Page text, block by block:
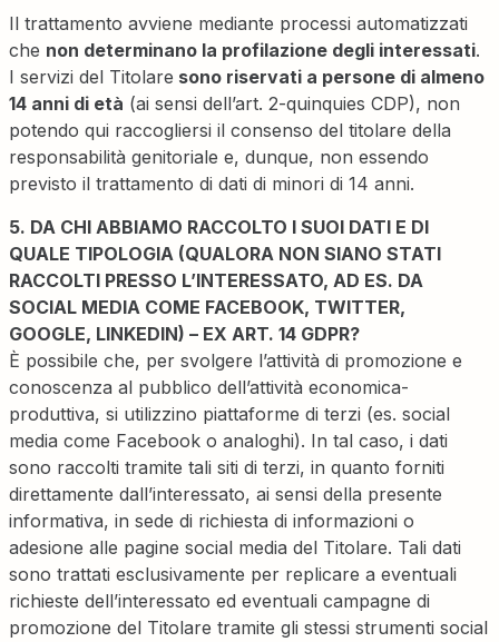
Il trattamento avviene mediante processi automatizzati
che non determinano la profilazione degli interessati.
I servizi del Titolare sono riservati a persone di almeno
14 anni di età (ai sensi dell’art. 2-quinquies CDP), non
potendo qui raccogliersi il consenso del titolare della
responsabilità genitoriale e, dunque, non essendo
previsto il trattamento di dati di minori di 14 anni.
5. DA CHI ABBIAMO RACCOLTO I SUOI DATI E DI
QUALE TIPOLOGIA (QUALORA NON SIANO STATI
RACCOLTI PRESSO L’INTERESSATO, AD ES. DA
SOCIAL MEDIA COME FACEBOOK, TWITTER,
GOOGLE, LINKEDIN) – EX ART. 14 GDPR?
È possibile che, per svolgere l’attività di promozione e
conoscenza al pubblico dell’attività economica-
produttiva, si utilizzino piattaforme di terzi (es. social
media come Facebook o analoghi). In tal caso, i dati
sono raccolti tramite tali siti di terzi, in quanto forniti
direttamente dall’interessato, ai sensi della presente
informativa, in sede di richiesta di informazioni o
adesione alle pagine social media del Titolare. Tali dati
sono trattati esclusivamente per replicare a eventuali
richieste dell’interessato ed eventuali campagne di
promozione del Titolare tramite gli stessi strumenti social